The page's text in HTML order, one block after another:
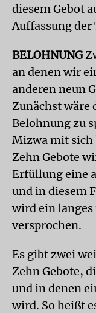
diesem Gebot
Auffassung der
BELOHNUNG
an denen wir
anderen neun
Zunächst wäre
Belohnung zu
Mizwa mit sich
Zehn Gebote
Erfüllung eine
und in diesem
wird ein langes
versprochen.
Es gibt zwei
Zehn Gebote,
und in denen
wird. So heißt